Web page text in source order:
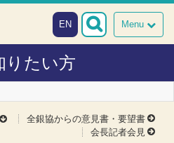
Menu
EN
りたい方
全銀協からの意見書・要望書
会長記者会見